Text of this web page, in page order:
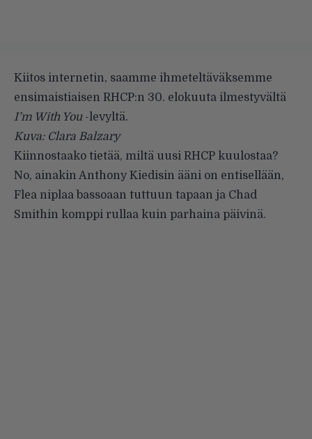
Kiitos internetin, saamme ihmeteltäväksemme
ensimaistiaisen RHCP:n 30. elokuuta ilmestyvältä
I’m With You-levyltä.
Kuva: Clara Balzary
Kiinnostaako tietää, miltä uusi RHCP kuulostaa?
No, ainakin Anthony Kiedisin ääni on entisellään,
Flea niplaa bassoaan tuttuun tapaan ja Chad
Smithin komppi rullaa kuin parhaina päivinä.